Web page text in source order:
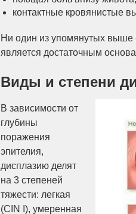
контактные кровянистые
Ни один из упомянутых выше
является достаточным
Виды и степени
В зависимости от
глубины
поражения
эпителия,
дисплазию делят
на 3 степеней
тяжести: легкая
(CIN I), умеренная